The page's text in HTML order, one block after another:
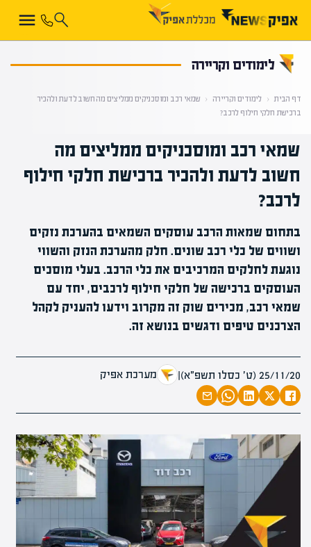
לימודים וקריירה
דף הבית ‹ לימודים וקריירה ‹ שמאי רכב ומוסכניקים ממליצים מה חשוב לדעת ולהכיר
ברכישת חלקי חילוף לרכב?
שמאי רכב ומוסכניקים ממליצים מה
חשוב לדעת ולהכיר ברכישת חלקי חילוף
לרכב?
בתחום שמאות הרכב עוסקים השמאים בהערכת נזקים
ושווים של כלי רכב שונים. חלק מהערכת הנזק והשווי
נוגעת לחלקים המרכיבים את כלי הרכב. בעלי מוסכים
העוסקים ברכישה של חלקי חילוף לרכבים, יחד עם
שמאי רכב, מכירים שוק זה מקרוב וידעו להעניק לקהל
הצרכנים טיפים ודגשים בנושא זה.
25/11/20 (ט׳ כסלו תשפ״א) | מערכת אפיק